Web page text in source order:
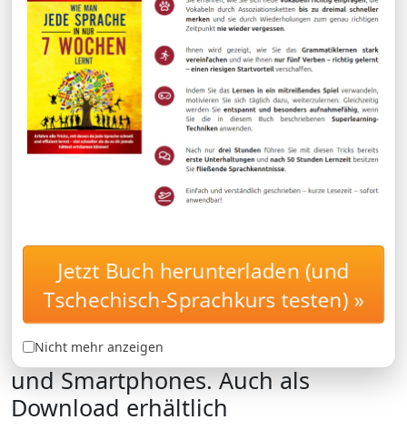
WöRTERBUCH
Digitales Wörterbuch
Deutsch-Tschechisch /
Tschechisch-Deutsch für Windows,
Linux, Mac OS sowie für Pocket PCs
und Smartphones. Auch als
Download erhältlich
Jetzt Buch herunterladen (und
Tschechisch-Sprachkurs testen) »
Nicht mehr anzeigen